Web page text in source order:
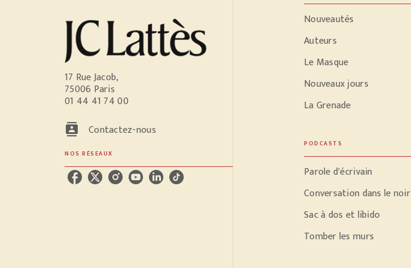
17 Rue Jacob,
75006 Paris
01 44 41 74 00
contacts Contactez-nous
NOS RÉSEAUX
Nouveautés
Auteurs
Le Masque
Nouveaux jours
La Grenade
PODCASTS
Parole d'écrivain
Conversation dans le noir
Sac à dos et libido
Tomber les murs